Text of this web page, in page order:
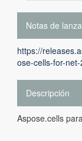
Notas de
https://
ose-cells-for-
Descripción
Aspose.cells